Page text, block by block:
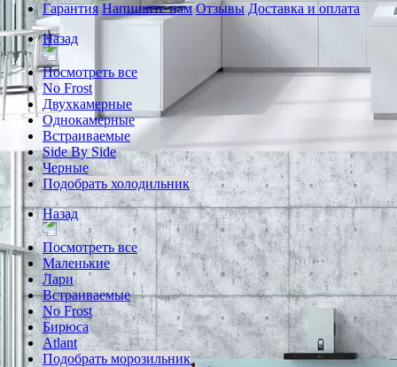
Гарантия Напишите нам Отзывы Доставка и оплата
Назад
Посмотреть все
No Frost
Двухкамерные
Однокамерные
Встраиваемые
Side By Side
Черные
Подобрать холодильник
Назад
Посмотреть все
Маленькие
Лари
Встраиваемые
No Frost
Бирюса
Atlant
Подобрать морозильник